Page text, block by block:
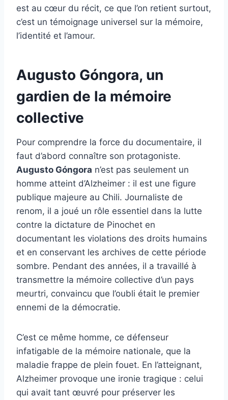
est au cœur du récit, ce que l’on retient surtout,
c’est un témoignage universel sur la mémoire,
l’identité et l’amour.
Augusto Góngora, un
gardien de la mémoire
collective
Pour comprendre la force du documentaire, il
faut d’abord connaître son protagoniste.
Augusto Góngora n’est pas seulement un
homme atteint d’Alzheimer : il est une figure
publique majeure au Chili. Journaliste de
renom, il a joué un rôle essentiel dans la lutte
contre la dictature de Pinochet en
documentant les violations des droits humains
et en conservant les archives de cette période
sombre. Pendant des années, il a travaillé à
transmettre la mémoire collective d’un pays
meurtri, convaincu que l’oubli était le premier
ennemi de la démocratie.
C’est ce même homme, ce défenseur
infatigable de la mémoire nationale, que la
maladie frappe de plein fouet. En l’atteignant,
Alzheimer provoque une ironie tragique : celui
qui avait tant œuvré pour préserver les